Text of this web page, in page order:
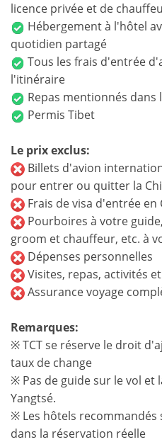
licence privée et de
Hébergement à l'hôtel
quotidien partagé
Tous les frais d'entrée
l'itinéraire
Repas mentionnés
Permis Tibet
Le prix exclus:
Billets d'avion
pour entrer ou quitter la
Frais de visa d'entrée en
Pourboires à votre
groom et chauffeur, etc. à
Dépenses personnelles
Visites, repas, activités
Assurance voyage
Remarques:
※ TCT se réserve le droit
taux de change
※ Pas de guide sur le vol et
Yangtsé.
※ Les hôtels
dans la réservation réelle